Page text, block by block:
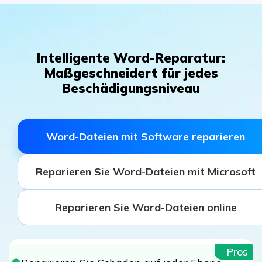
Intelligente Word-Reparatur:
Maßgeschneidert für jedes
Beschädigungsniveau
Word-Dateien mit Software reparieren
Reparieren Sie Word-Dateien mit Microsoft
Reparieren Sie Word-Dateien online